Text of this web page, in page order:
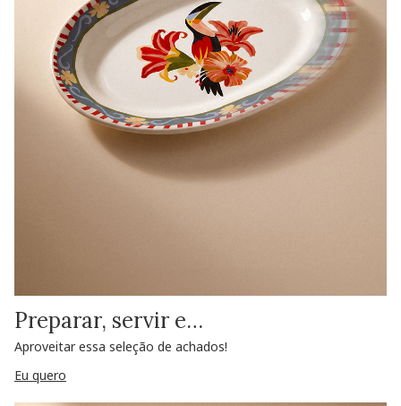
Preparar, servir e…
Aproveitar essa seleção de achados!
Eu quero